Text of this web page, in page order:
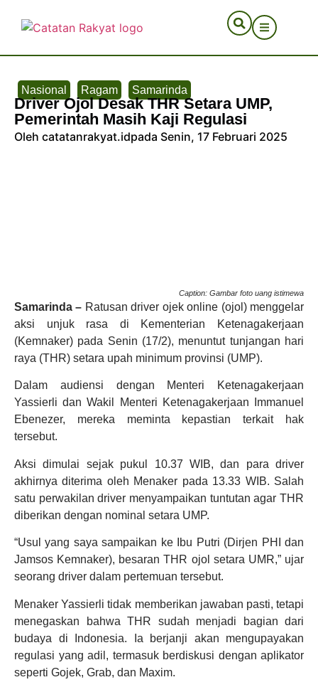
Nasional Ragam Samarinda
Driver Ojol Desak THR Setara UMP,
Pemerintah Masih Kaji Regulasi
Oleh catatanrakyat.idpada Senin, 17 Februari 2025
Caption: Gambar foto uang istimewa
Samarinda– Ratusan driver ojek online (ojol) menggelar
aksi unjuk rasa di Kementerian Ketenagakerjaan
(Kemnaker) pada Senin (17/2), menuntut tunjangan hari
raya (THR) setara upah minimum provinsi (UMP).
Dalam audiensi dengan Menteri Ketenagakerjaan
Yassierli dan Wakil Menteri Ketenagakerjaan Immanuel
Ebenezer, mereka meminta kepastian terkait hak
tersebut.
Aksi dimulai sejak pukul 10.37 WIB, dan para driver
akhirnya diterima oleh Menaker pada 13.33 WIB. Salah
satu perwakilan driver menyampaikan tuntutan agar THR
diberikan dengan nominal setara UMP.
“Usul yang saya sampaikan ke Ibu Putri (Dirjen PHI dan
Jamsos Kemnaker), besaran THR ojol setara UMR,” ujar
seorang driver dalam pertemuan tersebut.
Menaker Yassierli tidak memberikan jawaban pasti, tetapi
menegaskan bahwa THR sudah menjadi bagian dari
budaya di Indonesia. Ia berjanji akan mengupayakan
regulasi yang adil, termasuk berdiskusi dengan aplikator
seperti Gojek, Grab, dan Maxim.